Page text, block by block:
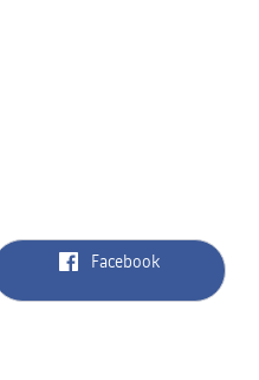
label.aria.facebook
Facebook